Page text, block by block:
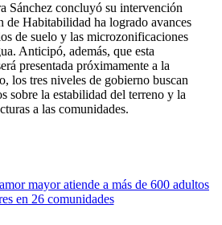
Sánchez concluyó su intervención
de Habitabilidad ha logrado avances
de suelo y las microzonificaciones
Anticipó, además, que esta
presentada próximamente a la
los tres niveles de gobierno buscan
sobre la estabilidad del terreno y la
a las comunidades.